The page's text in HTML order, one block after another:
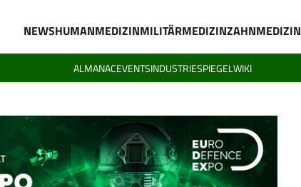
NEWSHUMANMEDIZINMILITÄRMEDIZINZAHNMEDIZIN
ALMANACEVENTSINDUSTRIESPIEGELWIKI